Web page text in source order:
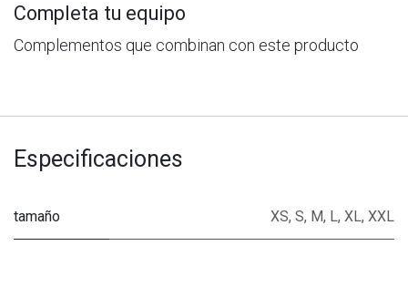
Completa tu equipo
Complementos que combinan con este producto
Especificaciones
tamaño XS, S, M, L, XL, XXL